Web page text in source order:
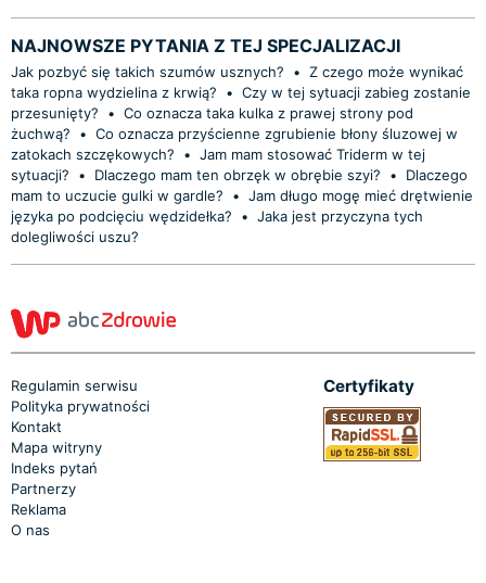
NAJNOWSZE PYTANIA Z TEJ SPECJALIZACJI
Jak pozbyć się takich szumów usznych? • Z czego może wynikać
taka ropna wydzielina z krwią?
• Czy w tej sytuacji zabieg zostanie
przesunięty?
• Co oznacza taka kulka z prawej strony pod
żuchwą?
• Co oznacza przyścienne zgrubienie błony śluzowej w
zatokach szczękowych?
• Jam mam stosować Triderm w tej
sytuacji?
• Dlaczego mam ten obrzęk w obrębie szyi? •
Dlaczego
mam to uczucie gulki w gardle?
• Jam długo mogę mieć drętwienie
języka po podcięciu wędzidełka?
• Jaka jest przyczyna tych
dolegliwości uszu?
Regulamin serwisu
Polityka prywatności
Kontakt
Mapa witryny
Indeks pytań
Partnerzy
Reklama
O nas
Certyfikaty